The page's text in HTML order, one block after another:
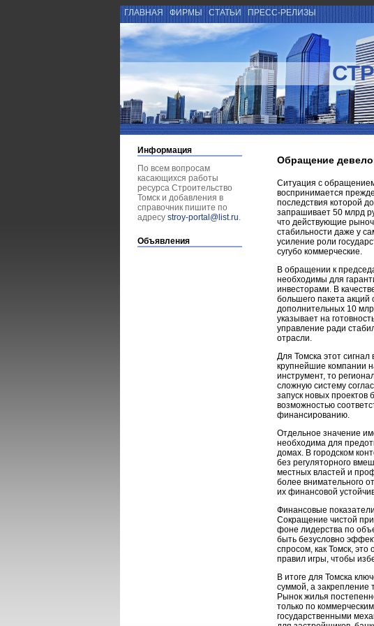
ГЛАВНАЯ ФИРМЫ СТАТЬИ ПРЕСС-РЕЛИЗЫ
Информация
По всем вопросам
касающихся работы
ресурса Строительство
Томск и добавления в
справочник пишите по
адресу stroy-portal@list.ru.
Объявления
Обращение
Ситуация с
воспринимается
последствия которой
запрашивает 50 млрд
что действующие
стабильности даже у
усиление роли
сугубо коммерческие.
В обращении к
необходимы для
инвесторами. В
большего пакета акций
дополнительных 10
указывает на
управление ради
отрасли.
Для Томска этот
крупнейшие компании
инструмент, то
сложную систему
запуск новых проектов
возможностью
финансированию.
Отдельное значение
необходима для
домах. В городском
без регуляторного
местных властей и
более внимательного
их финансовой
Финансовые
Сокращение чистой
фоне лидерства по
быть безусловно
спросом, как Томск, это
правил игры, чтобы
В итоге для Томска
суммой, а закрепление
Рынок жилья
только по
государственными